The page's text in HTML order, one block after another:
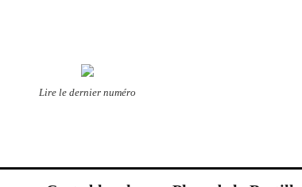
Lire le dernier numéro